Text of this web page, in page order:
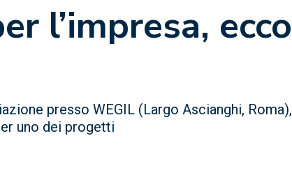
l’impresa, ecco
presso WEGIL (Largo Ascianghi, Roma),
uno dei progetti